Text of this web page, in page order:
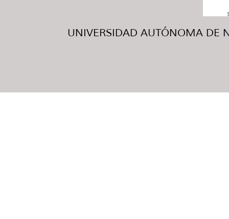
UNIVERSIDAD AUTÓNOMA DE